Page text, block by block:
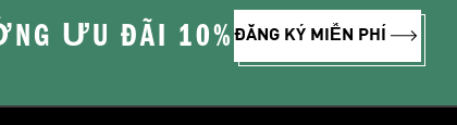
ƯU ĐÃI 10% ĐĂNG KÝ MIỄN PHÍ